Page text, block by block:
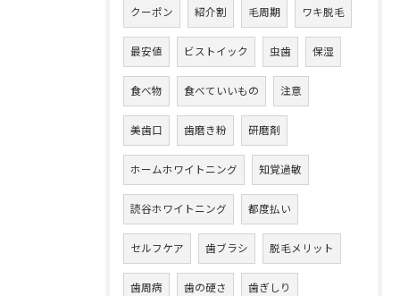
クーポン 紹介割 毛周期 ワキ脱毛
最安値 ビストイック 虫歯 保湿
食べ物 食べていいもの 注意
美歯口 歯磨き粉 研磨剤
ホームホワイトニング 知覚過敏
読谷ホワイトニング 都度払い
セルフケア 歯ブラシ 脱毛メリット
歯周病 歯の硬さ 歯ぎしり